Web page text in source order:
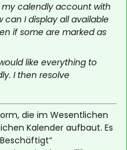
calendly account with
I display all available
if some are marked as
like everything to
I then resolve
die im Wesentlichen
Kalender aufbaut. Es